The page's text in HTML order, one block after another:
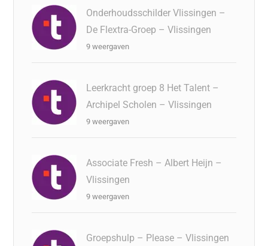
Onderhoudsschilder Vlissingen –
De Flextra-Groep – Vlissingen
9 weergaven
Leerkracht groep 8 Het Talent –
Archipel Scholen – Vlissingen
9 weergaven
Associate Fresh – Albert Heijn –
Vlissingen
9 weergaven
Groepshulp – Please – Vlissingen